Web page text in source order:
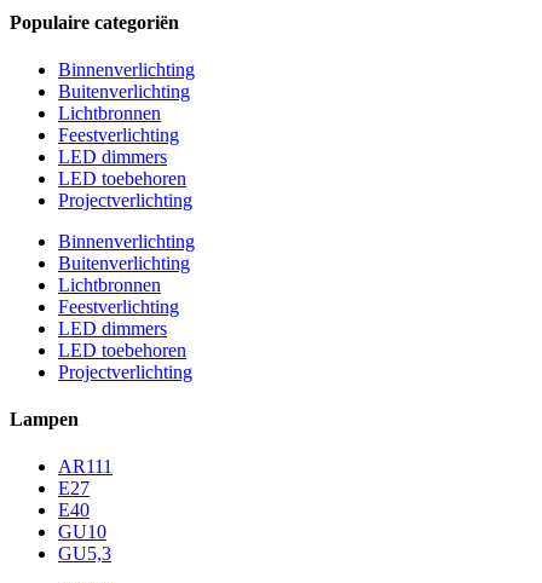
Populaire categoriën
Binnenverlichting
Buitenverlichting
Lichtbronnen
Feestverlichting
LED dimmers
LED toebehoren
Projectverlichting
Binnenverlichting
Buitenverlichting
Lichtbronnen
Feestverlichting
LED dimmers
LED toebehoren
Projectverlichting
Lampen
AR111
E27
E40
GU10
GU5,3